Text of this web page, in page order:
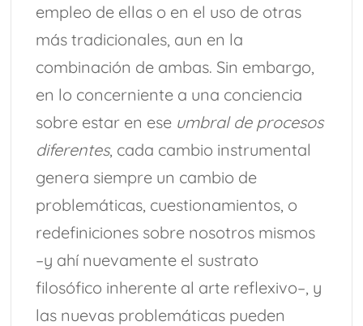
empleo de ellas o en el uso de otras
más tradicionales, aun en la
combinación de ambas. Sin embargo,
en lo concerniente a una conciencia
sobre estar en ese umbral de procesos
diferentes, cada cambio instrumental
genera siempre un cambio de
problemáticas, cuestionamientos, o
redefiniciones sobre nosotros mismos
–y ahí nuevamente el sustrato
filosófico inherente al arte reflexivo–, y
las nuevas problemáticas pueden